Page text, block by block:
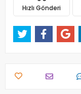
Hızlı Gönderi